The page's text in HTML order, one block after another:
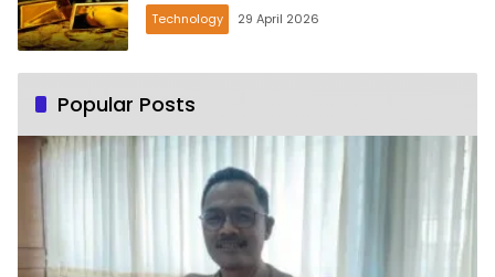
Technology 29 April 2026
Popular Posts